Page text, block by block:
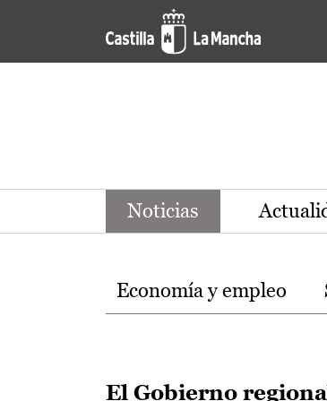
Pasar al contenido principal
Noticias de la región
Noticias
Temas
Economía y empleo
El Gobierno